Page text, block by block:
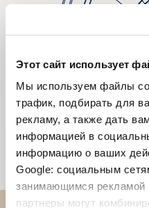
Этот сайт использует
Мы используем файлы
трафик, подбирать для
рекламу, а также дать
информацией в
информацию о ваших
Google: социальным
занимающимся рекламой
партнеры могут